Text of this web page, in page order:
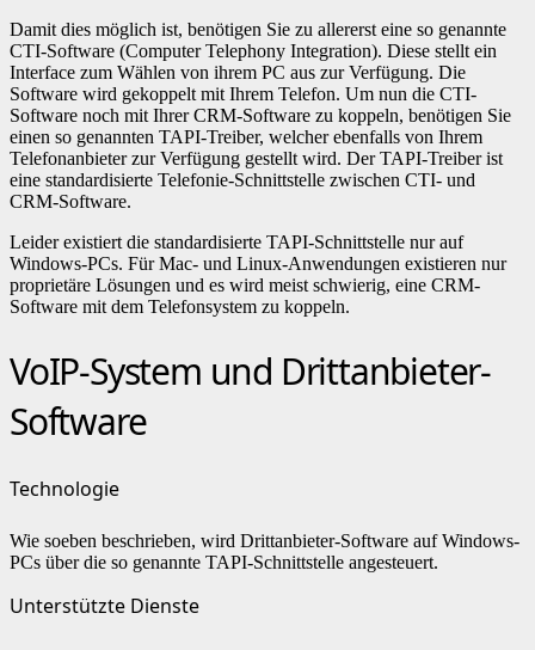
Damit dies möglich ist, benötigen Sie zu allererst eine so genannte
CTI-Software (Computer Telephony Integration). Diese stellt ein
Interface zum Wählen von ihrem PC aus zur Verfügung. Die
Software wird gekoppelt mit Ihrem Telefon. Um nun die CTI-
Software noch mit Ihrer CRM-Software zu koppeln, benötigen Sie
einen so genannten TAPI-Treiber, welcher ebenfalls von Ihrem
Telefonanbieter zur Verfügung gestellt wird. Der TAPI-Treiber ist
eine standardisierte Telefonie-Schnittstelle zwischen CTI- und
CRM-Software.
Leider existiert die standardisierte TAPI-Schnittstelle nur auf
Windows-PCs. Für Mac- und Linux-Anwendungen existieren nur
proprietäre Lösungen und es wird meist schwierig, eine CRM-
Software mit dem Telefonsystem zu koppeln.
VoIP-System und Drittanbieter-
Software
Technologie
Wie soeben beschrieben, wird Drittanbieter-Software auf Windows-
PCs über die so genannte TAPI-Schnittstelle angesteuert.
Unterstützte Dienste